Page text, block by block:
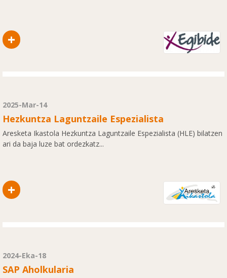
+
2025-Mar-14
Hezkuntza Laguntzaile Espezialista
Aresketa Ikastola Hezkuntza Laguntzaile Espezialista (HLE) bilatzen
ari da baja luze bat ordezkatz...
+
2024-Eka-18
SAP Aholkularia